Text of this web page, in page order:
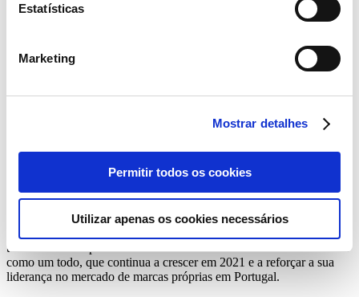
Estatísticas
Marketing
Mostrar detalhes
Permitir todos os cookies
Utilizar apenas os cookies necessários
contexto de confinamento, que fez com que os consumidores
diminuíssem a frequência com que vão ao supermercado, e
maiores” refere Ana Alves.
Alguns dos produtos mais procurados pelos consumidores são as
cápsulas de café, mercearias (esparguete, azeite, arroz, conservas) e
têm contribuído para o crescimento das vendas da marca Continente
como um todo, que continua a crescer em 2021 e a reforçar a sua
liderança no mercado de marcas próprias em Portugal.